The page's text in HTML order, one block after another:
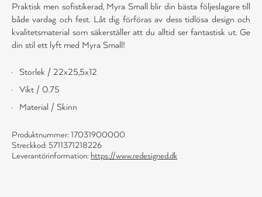
Praktisk men sofistikerad, Myra Small blir din bästa följeslagare till
både vardag och fest. Låt dig förföras av dess tidlösa design och
kvalitetsmaterial som säkerställer att du alltid ser fantastisk ut. Ge
din stil ett lyft med Myra Small!
Storlek / 22x25,5x12
Vikt / 0.75
Material / Skinn
Produktnummer: 17031900000
Streckkod: 5711371218226
Leverantörinformation: https://www.redesigned.dk